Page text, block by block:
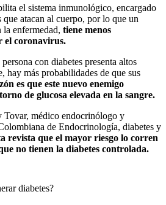
el sistema inmunológico, encargado
atacan al cuerpo, por lo que un
la enfermedad, tiene menos
el coronavirus.
con diabetes presenta altos
hay más probabilidades de que sus
es que este nuevo enemigo
de glucosa elevada en la sangre.
Tovar, médico endocrinólogo y
de Endocrinología, diabetes y
revista que el mayor riesgo lo corren
no tienen la diabetes controlada.
diabetes?